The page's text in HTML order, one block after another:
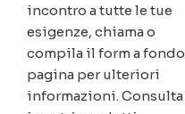
incontro a tutte le tue
esigenze, chiama o
compila il form a fondo
pagina per ulteriori
informazioni. Consulta